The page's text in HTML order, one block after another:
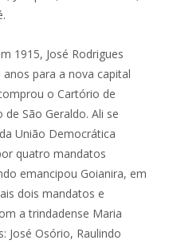
1915, José Rodrigues
para a nova capital
o Cartório de
São Geraldo. Ali se
União Democrática
quatro mandatos
emancipou Goianira, em
dois mandatos e
a trindadense Maria
José Osório, Raulindo